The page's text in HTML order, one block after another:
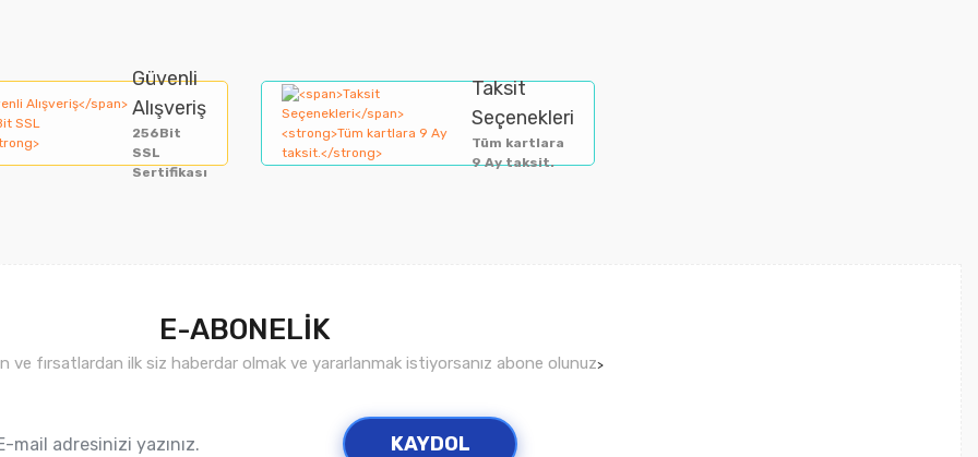
Gönder
Güvenli
Alışveriş
256Bit
SSL
Sertifikası
Taksit
Seçenekleri
Tüm kartlara
9 Ay taksit.
E-ABONELİK
ve fırsatlardan ilk siz haberdar olmak ve yararlanmak istiyorsanız abone olunuz>
KAYDOL